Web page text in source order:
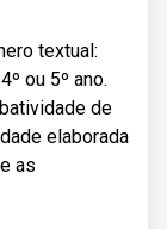
textual:
ou 5º ano.
de
elaborada
as